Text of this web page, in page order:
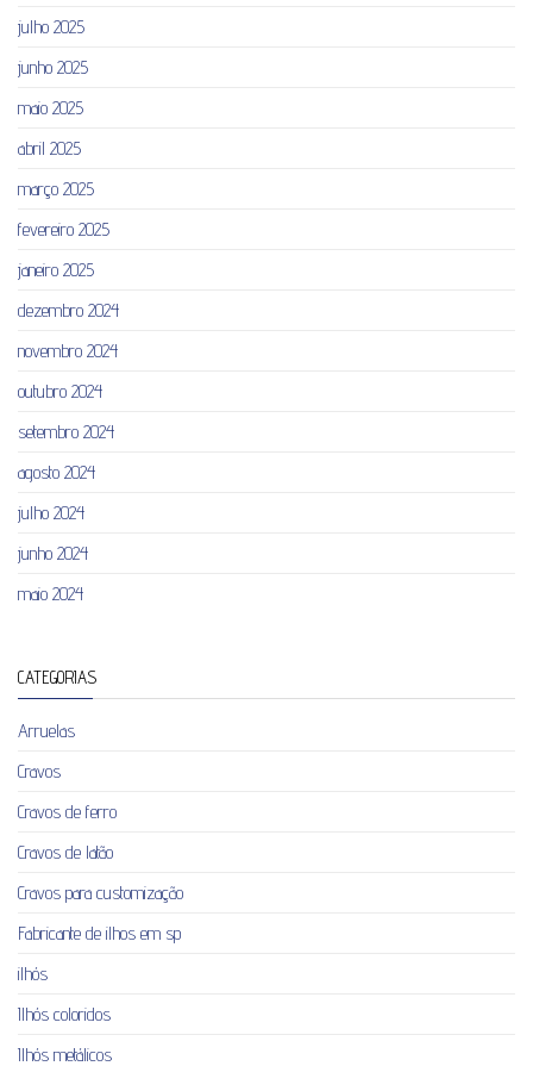
julho 2025
junho 2025
maio 2025
abril 2025
março 2025
fevereiro 2025
janeiro 2025
dezembro 2024
novembro 2024
outubro 2024
setembro 2024
agosto 2024
julho 2024
junho 2024
maio 2024
CATEGORIAS
Arruelas
Cravos
Cravos de ferro
Cravos de latão
Cravos para customização
Fabricante de ilhos em sp
ilhós
Ilhós coloridos
Ilhós metálicos